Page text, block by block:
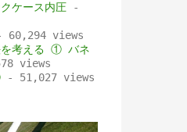
ケース内圧 -
60,294 views
を考える ① バネ
views
- 51,027 views